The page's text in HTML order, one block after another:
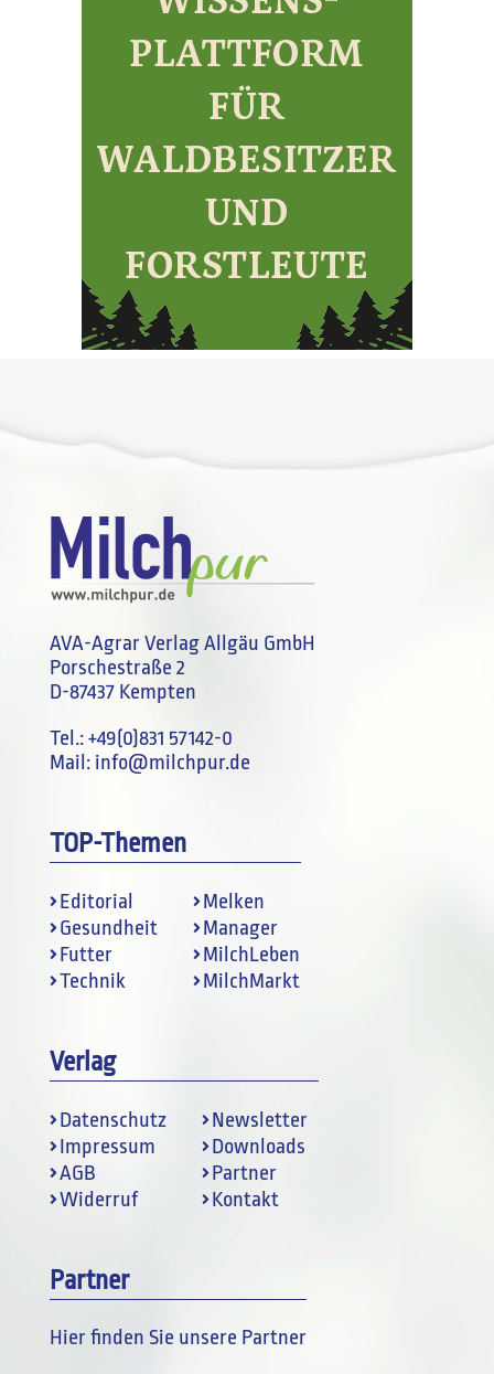
AVA-Agrar Verlag Allgäu GmbH
Porschestraße 2
D-87437 Kempten
Tel.:+49(0)831 57142-0
Mail: info@milchpur.de
TOP-Themen
Editorial
Gesundheit
Futter
Technik
Melken
Manager
MilchLeben
MilchMarkt
Verlag
Datenschutz
Impressum
AGB
Widerruf
Newsletter
Downloads
Partner
Kontakt
Partner
Hier finden Sie unsere Partner